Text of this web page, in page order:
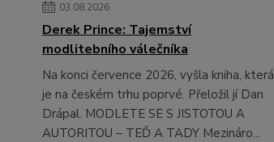
03.08.2026
Derek Prince: Tajemství
modlitebního válečníka
Na konci července 2026, vyšla kniha, která
je na českém trhu poprvé. Přeložil jí Dan
Drápal. MODLETE SE S JISTOTOU A
AUTORITOU – TEĎ A TADY Mezináro...